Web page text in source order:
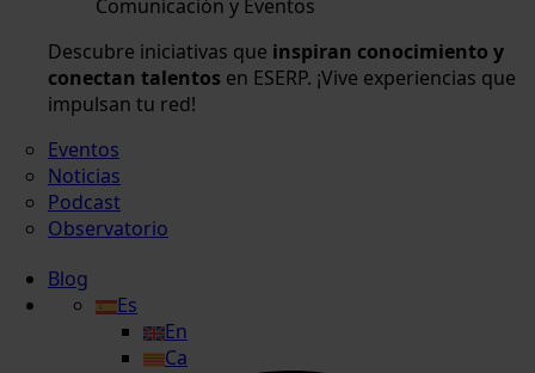
Comunicación y Eventos
Descubre iniciativas que inspiran conocimiento y
conectan talentos en ESERP. ¡Vive experiencias que
impulsan tu red!
Eventos
Noticias
Podcast
Observatorio
Blog
Es
En
Ca